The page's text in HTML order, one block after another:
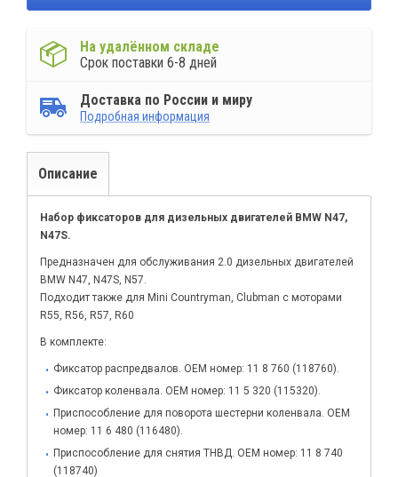
На удалённом складе
Срок поставки 6-8 дней
Доставка по России и миру
Подробная информация
Описание
Набор фиксаторов для дизельных двигателей BMW N47,
N47S.
Предназначен для обслуживания 2.0 дизельных двигателей
BMW N47, N47S, N57.
Подходит также для Mini Countryman, Clubman с моторами
R55, R56, R57, R60
В комплекте:
Фиксатор распредвалов. OEM номер: 11 8 760 (118760).
Фиксатор коленвала. OEM номер: 11 5 320 (115320).
Приспособление для поворота шестерни коленвала. OEM
номер: 11 6 480 (116480).
Приспособление для снятия ТНВД. OEM номер: 11 8 740
(118740)